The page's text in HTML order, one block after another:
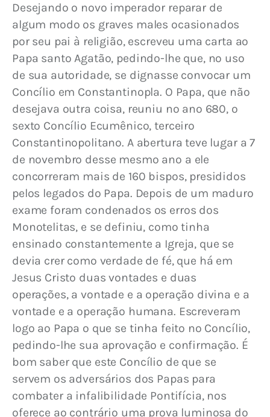
Desejando o novo imperador reparar de
algum modo os graves males ocasionados
por seu pai à religião, escreveu uma carta ao
Papa santo Agatão, pedindo-lhe que, no uso
de sua autoridade, se dignasse convocar um
Concílio em Constantinopla. O Papa, que não
desejava outra coisa, reuniu no ano 680, o
sexto Concílio Ecumênico, terceiro
Constantinopolitano. A abertura teve lugar a 7
de novembro desse mesmo ano a ele
concorreram mais de 160 bispos, presididos
pelos legados do Papa. Depois de um maduro
exame foram condenados os erros dos
Monotelitas, e se definiu, como tinha
ensinado constantemente a Igreja, que se
devia crer como verdade de fé, que há em
Jesus Cristo duas vontades e duas
operações, a vontade e a operação divina e a
vontade e a operação humana. Escreveram
logo ao Papa o que se tinha feito no Concílio,
pedindo-lhe sua aprovação e confirmação. É
bom saber que este Concílio de que se
servem os adversários dos Papas para
combater a infalibilidade Pontifícia, nos
oferece ao contrário uma prova luminosa do